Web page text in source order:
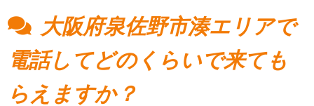
大阪府泉佐野市湊エリアで
電話してどのくらいで来ても
らえますか？